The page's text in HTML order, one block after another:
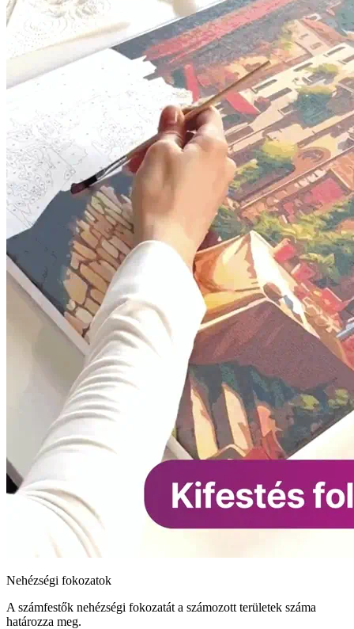
Nehézségi fokozatok
A számfestők nehézségi fokozatát a számozott területek száma
határozza meg.